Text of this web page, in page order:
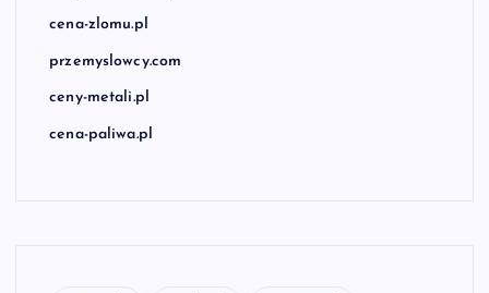
cena-zlomu.pl
przemyslowcy.com
ceny-metali.pl
cena-paliwa.pl